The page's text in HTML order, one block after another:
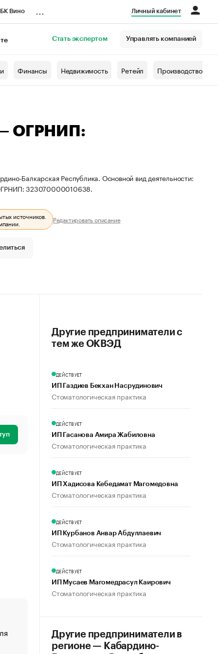
Вино Личный кабинет
Стать экспертом Управлять компанией
Финансы Недвижимость Ретейл Производство
ОГРНИП:
Балкарская Республика. Основной вид деятельности:
323070000010638.
источников. Редактировать описание
«От спорта тело стареет иначе». Как живет глава
создавшей GTA
Другие предприниматели с
тем же ОКВЭД
ДЕЙСТВУЕТ
ИП Газдиев Бекхан Насрудинович
Стоматологическая практика
ДЕЙСТВУЕТ
ИП Гасанова Амира Жабиловна
Стоматологическая практика
ДЕЙСТВУЕТ
ИП Хадисова Кебедамат Магомедовна
Стоматологическая практика
ДЕЙСТВУЕТ
ИП Курбанов Анвар Абдуллаевич
Стоматологическая практика
ДЕЙСТВУЕТ
ИП Мусаев Магомедрасул Каирович
Стоматологическая практика
Другие предприниматели в
регионе — Кабардино-